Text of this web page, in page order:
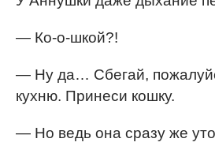
— Ко-о-шкой?!
— Ну да… Сбегай,
кухню. Принеси кошку.
— Но ведь она сразу же